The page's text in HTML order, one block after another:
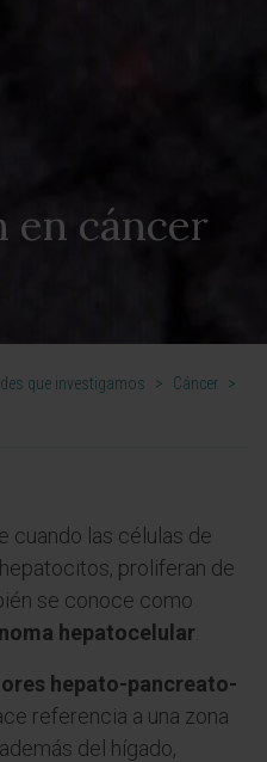
en cáncer
que investigamos > Cáncer >
cuando las células de
proliferan de
se conoce como
hepatocelular
hepato-pancreato-
referencia a una zona
del hígado,